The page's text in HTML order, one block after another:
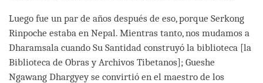
Luego fue un par de años después de eso, porque Serkong
Rinpoche estaba en Nepal. Mientras tanto, nos mudamos a
Dharamsala cuando Su Santidad construyó la biblioteca [la
Biblioteca de Obras y Archivos Tibetanos]; Gueshe
Ngawang Dhargyey se convirtió en el maestro de los